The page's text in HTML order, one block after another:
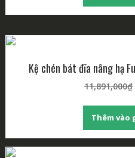
Kệ chén bát đĩa nâng hạ
11,891,000₫
Thêm vào